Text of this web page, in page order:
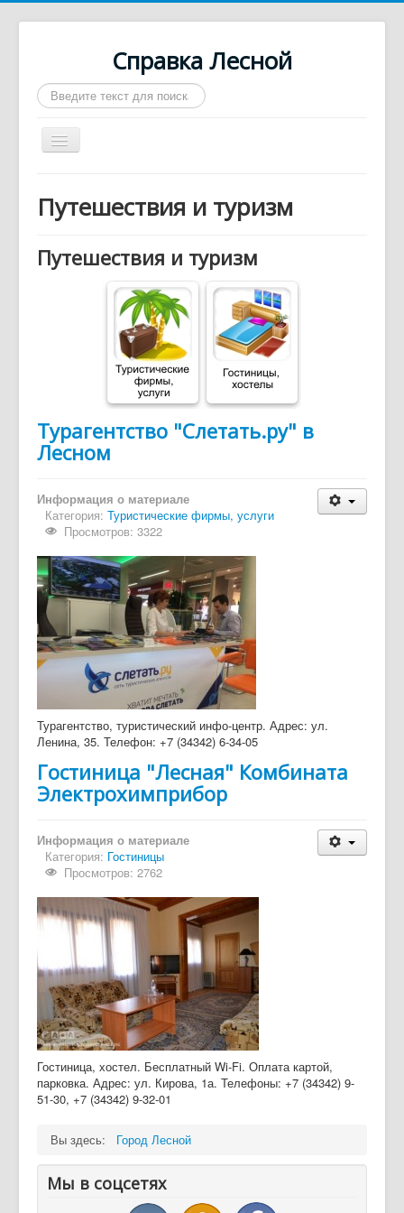
Справка Лесной
Искать...
Включить/
выключить
О нас
Требуются
Дайджест СМИ
Объявления
Путешествия и туризм
Путешествия и туризм
Турагентство "Слетать.ру" в
Лесном
Информация о материале
Категория: Туристические фирмы, услуги
Просмотров: 3322
Турагентство, туристический инфо-центр. Адрес: ул.
Ленина, 35. Телефон: +7 (34342) 6-34-05
Гостиница "Лесная" Комбината
Электрохимприбор
Информация о материале
Категория: Гостиницы
Просмотров: 2762
Гостиница, хостел. Бесплатный Wi-Fi. Оплата картой,
парковка. Адрес: ул. Кирова, 1а. Телефоны: +7 (34342) 9-
51-30, +7 (34342) 9-32-01
Вы здесь: Город Лесной
Мы в соцсетях